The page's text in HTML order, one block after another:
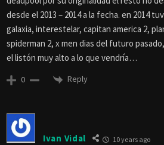
desde el 2013 – 2014 a la fecha. en 2014
galaxia, interestelar, capitan america 2,
spiderman 2, x men dias del futuro
el listón muy alto a lo que vendría…
0 Reply
Ivan Vidal 10 years ago